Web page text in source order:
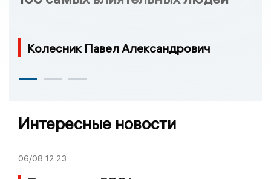
Колесник Павел Александрович
Интересные новости
06/08 12:23